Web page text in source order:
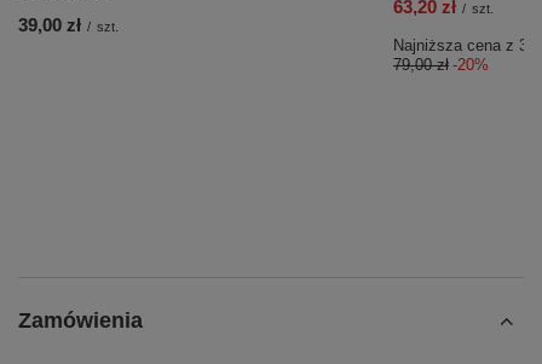
39,00 zł / szt.
63,20 zł / szt.
Najniższa cena z
79,00 zł -20%
Zamówienia